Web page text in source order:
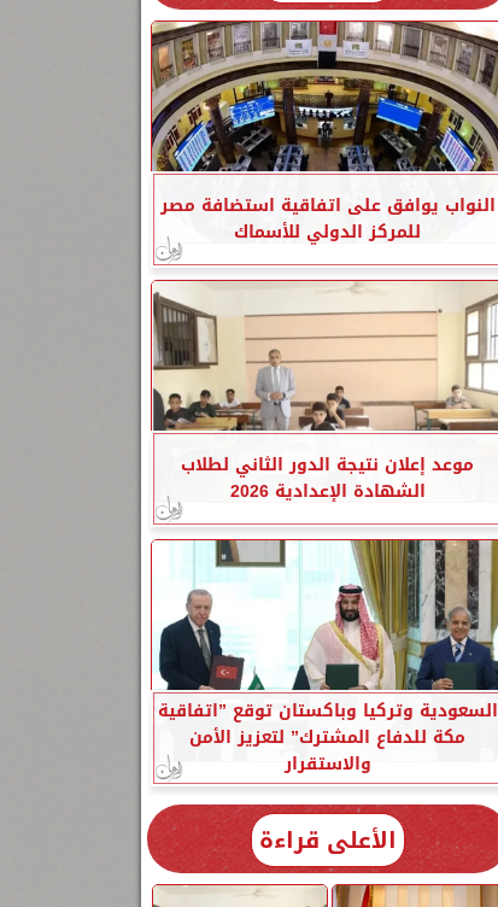
النواب يوافق على اتفاقية استضافة مصر
للمركز الدولي للأسماك
موعد إعلان نتيجة الدور الثاني لطلاب
الشهادة الإعدادية 2026
السعودية وتركيا وباكستان توقع ”اتفاقية
مكة للدفاع المشترك” لتعزيز الأمن
والاستقرار
الأعلى قراءة